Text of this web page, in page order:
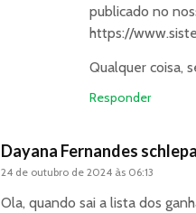
publicado no
https://
Qualquer coisa,
Responder
Dayana Fernandes schlepa
24 de outubro de 2024 às 06:13
Ola, quando sai a lista dos